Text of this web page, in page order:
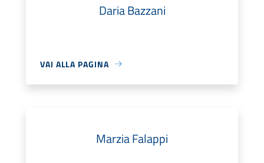
Daria Bazzani
VAI ALLA PAGINA
Marzia Falappi